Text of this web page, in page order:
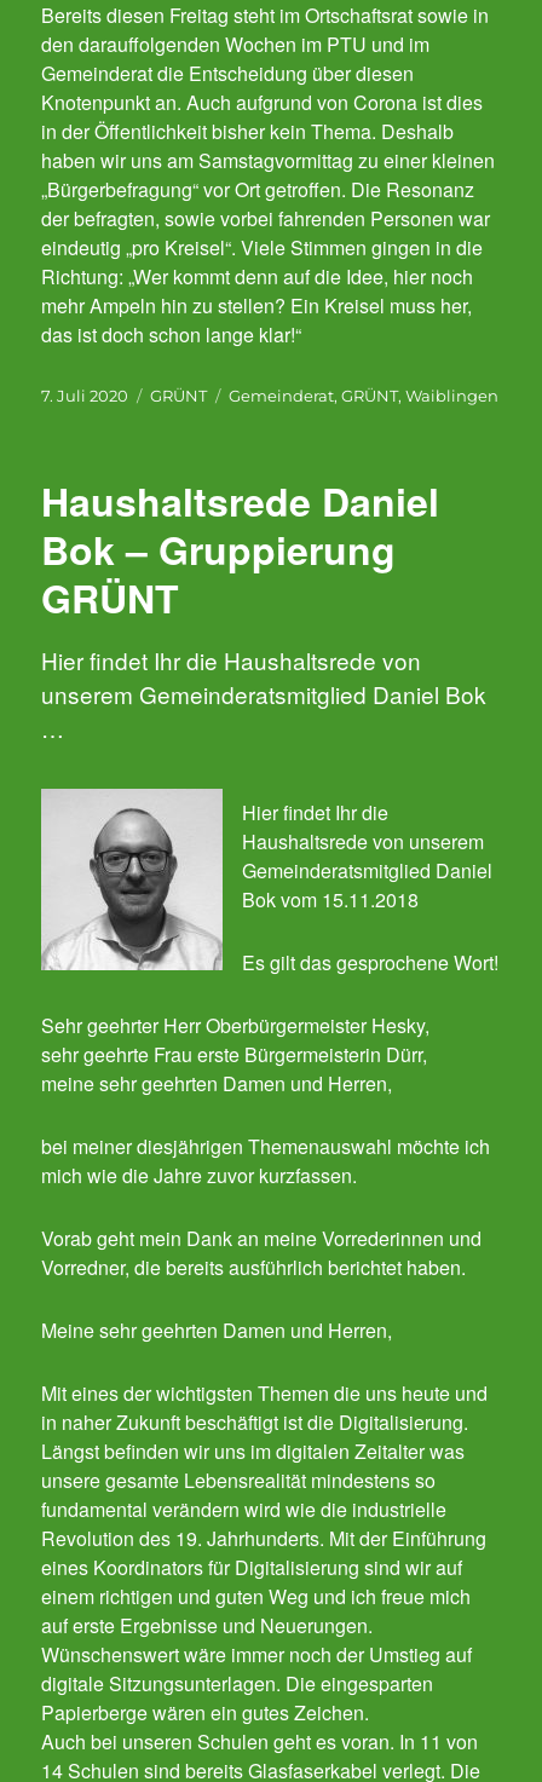
Bereits diesen Freitag steht im Ortschaftsrat sowie in
den darauffolgenden Wochen im PTU und im
Gemeinderat die Entscheidung über diesen
Knotenpunkt an. Auch aufgrund von Corona ist dies
in der Öffentlichkeit bisher kein Thema. Deshalb
haben wir uns am Samstagvormittag zu einer kleinen
„Bürgerbefragung“ vor Ort getroffen. Die Resonanz
der befragten, sowie vorbei fahrenden Personen war
eindeutig „pro Kreisel“. Viele Stimmen gingen in die
Richtung: „Wer kommt denn auf die Idee, hier noch
mehr Ampeln hin zu stellen? Ein Kreisel muss her,
das ist doch schon lange klar!“
Veröffentlicht
7. Juli 2020 Kategorien
GRÜNT Schlagwörter
Gemeinderat,GRÜNT,Waiblingen
Haushaltsrede Daniel
Bok – Gruppierung
GRÜNT
Hier findet Ihr die Haushaltsrede von
unserem Gemeinderatsmitglied Daniel Bok
…
Hier findet Ihr die
Haushaltsrede von unserem
Gemeinderatsmitglied Daniel
Bok vom 15.11.2018
Es gilt das gesprochene Wort!
Sehr geehrter Herr Oberbürgermeister Hesky,
sehr geehrte Frau erste Bürgermeisterin Dürr,
meine sehr geehrten Damen und Herren,
bei meiner diesjährigen Themenauswahl möchte ich
mich wie die Jahre zuvor kurzfassen.
Vorab geht mein Dank an meine Vorrederinnen und
Vorredner, die bereits ausführlich berichtet haben.
Meine sehr geehrten Damen und Herren,
Mit eines der wichtigsten Themen die uns heute und
in naher Zukunft beschäftigt ist die Digitalisierung.
Längst befinden wir uns im digitalen Zeitalter was
unsere gesamte Lebensrealität mindestens so
fundamental verändern wird wie die industrielle
Revolution des 19. Jahrhunderts. Mit der Einführung
eines Koordinators für Digitalisierung sind wir auf
einem richtigen und guten Weg und ich freue mich
auf erste Ergebnisse und Neuerungen.
Wünschenswert wäre immer noch der Umstieg auf
digitale Sitzungsunterlagen. Die eingesparten
Papierberge wären ein gutes Zeichen.
Auch bei unseren Schulen geht es voran. In 11 von
14 Schulen sind bereits Glasfaserkabel verlegt. Die